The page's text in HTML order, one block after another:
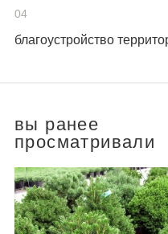
04
благоустройство
вы ранее
просматривали